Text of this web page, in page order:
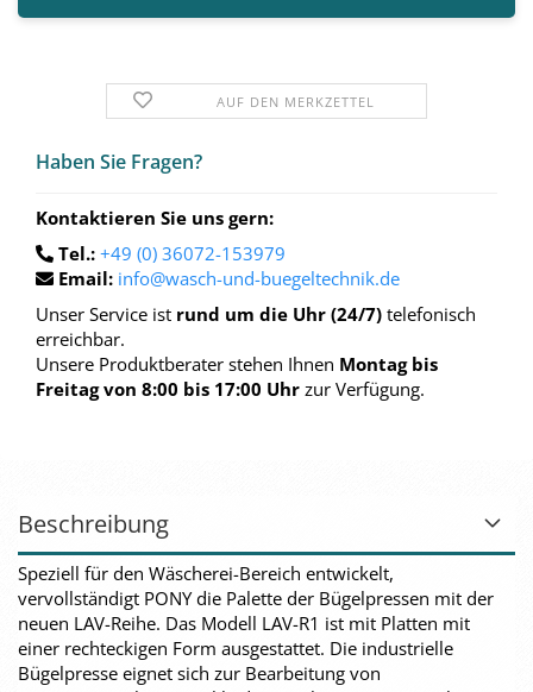
AUF DEN MERKZETTEL
Haben Sie Fra­gen?
Kontaktieren Sie uns gern:
Tel.: +49 (0) 36072-153979
Email: info@wasch-und-buegeltechnik.de
Unser Service ist rund um die Uhr (24/7) telefonisch
erreichbar.
Unsere Produktberater stehen Ihnen Montag bis
Freitag von 8:00 bis 17:00 Uhr zur Verfügung.
Beschreibung
Speziell für den Wäscherei-Bereich entwickelt,
vervollständigt PONY die Palette der Bügelpressen mit der
neuen LAV-Reihe. Das Modell LAV-R1 ist mit Platten mit
einer rechteckigen Form ausgestattet. Die industrielle
Bügelpresse eignet sich zur Bearbeitung von